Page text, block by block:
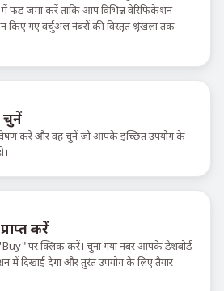
फंड जमा करें ताकि आप विभिन्न वेरिफिकेशन
गए वर्चुअल नंबरों की विस्तृत श्रृंखला तक
चुनें
करें और वह चुनें जो आपके इच्छित उपयोग के
करें
पर क्लिक करें। चुना गया नंबर आपके डैशबोर्ड
दिखाई देगा और तुरंत उपयोग के लिए तैयार